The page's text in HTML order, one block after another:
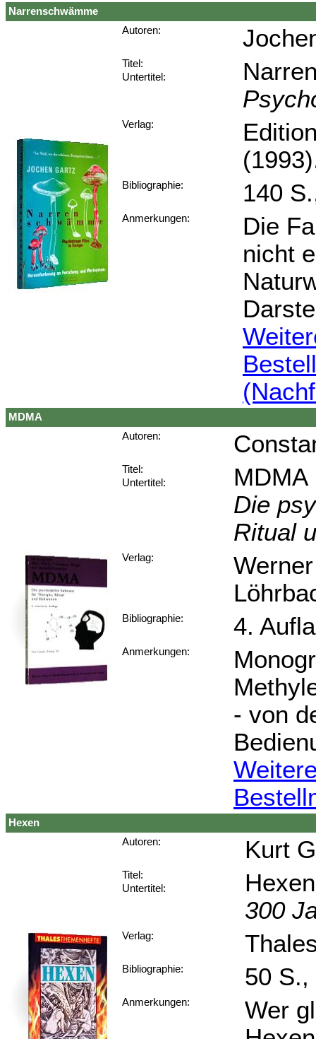
Narrenschwämme
Autoren:
Titel:
Untertitel:
Verlag:
Bibliographie: 140
Anmerkungen:
Die
nicht
MDMA
Autoren:
Titel:
Untertitel:
MDMA
Die
Ritual
Verlag:
Bibliographie: 4.
Anmerkungen:
- von
Hexen
Autoren:
Kurt
Titel:
Untertitel:
Hexen
300
Verlag:
Bibliographie: 50 S.,
Anmerkungen:
Wer